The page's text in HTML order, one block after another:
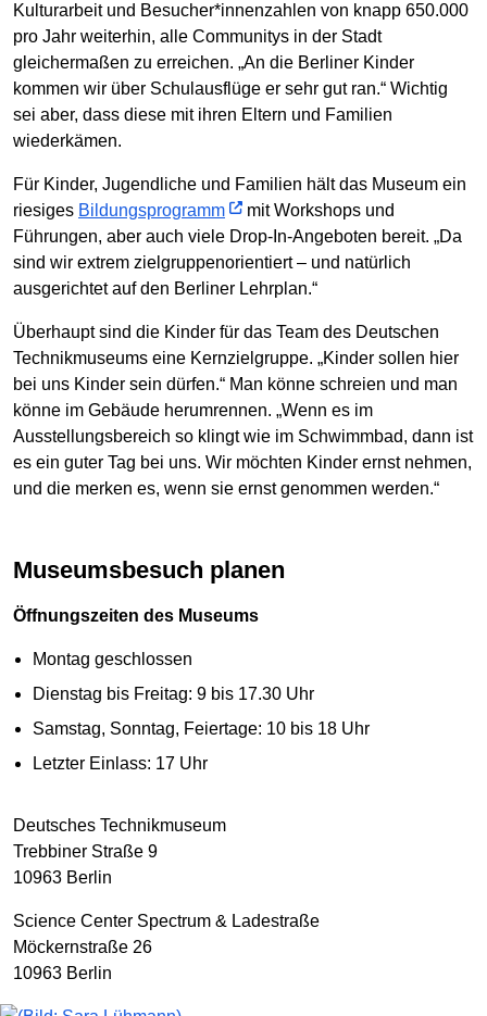
Kulturarbeit und Besucher*innenzahlen von knapp 650.000
pro Jahr weiterhin, alle Communitys in der Stadt
gleichermaßen zu erreichen. „An die Berliner Kinder
kommen wir über Schulausflüge er sehr gut ran.“ Wichtig
sei aber, dass diese mit ihren Eltern und Familien
wiederkämen.
Für Kinder, Jugendliche und Familien hält das Museum ein
riesiges Bildungsprogramm
mit Workshops und
Führungen, aber auch viele Drop-In-Angeboten bereit. „Da
sind wir extrem zielgruppenorientiert – und natürlich
ausgerichtet auf den Berliner Lehrplan.“
Überhaupt sind die Kinder für das Team des Deutschen
Technikmuseums eine Kernzielgruppe. „Kinder sollen hier
bei uns Kinder sein dürfen.“ Man könne schreien und man
könne im Gebäude herumrennen. „Wenn es im
Ausstellungsbereich so klingt wie im Schwimmbad, dann ist
es ein guter Tag bei uns. Wir möchten Kinder ernst nehmen,
und die merken es, wenn sie ernst genommen werden.“
Museumsbesuch planen
Öffnungszeiten des Museums
Montag geschlossen
Dienstag bis Freitag: 9 bis 17.30 Uhr
Samstag, Sonntag, Feiertage: 10 bis 18 Uhr
Letzter Einlass: 17 Uhr
Deutsches Technikmuseum
Trebbiner Straße 9
10963 Berlin
Science Center Spectrum & Ladestraße
Möckernstraße 26
10963 Berlin